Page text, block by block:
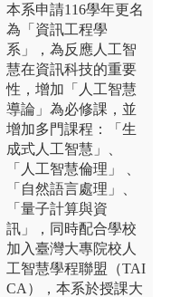
本系申請116學年更名
為「資訊工程學
系」，為反應人工智
慧在資訊科技的重要
性，增加「人工智慧
導論」為必修課，並
增加多門課程：「生
成式人工智慧」、
「人工智慧倫理」 、
「自然語言處理」、
「量子計算與資
訊」，同時配合學校
加入臺灣大專院校人
工智慧學程聯盟（TAI
CA），本系於授課大